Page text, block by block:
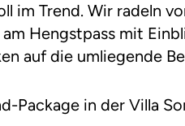
im Trend. Wir radeln
Hengstpass mit
auf die umliegende
Package in der Villa